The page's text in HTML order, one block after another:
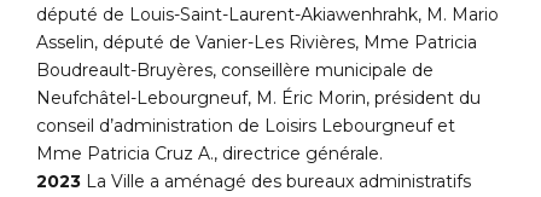
député de Louis-Saint-Laurent-Akiawenhrahk, M. Mario
Asselin, député de Vanier-Les Rivières, Mme Patricia
Boudreault-Bruyères, conseillère municipale de
Neufchâtel-Lebourgneuf, M. Éric Morin, président du
conseil d’administration de Loisirs Lebourgneuf et
Mme Patricia Cruz A., directrice générale.
2023 La Ville a aménagé des bureaux administratifs